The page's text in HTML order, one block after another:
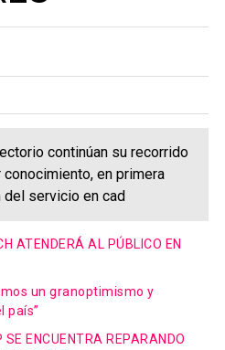
continúan su recorrido
en primera
del servicio en cad
ATENDERÁ AL PÚBLICO EN
un granoptimismo y
país”
ENCUENTRA REPARANDO